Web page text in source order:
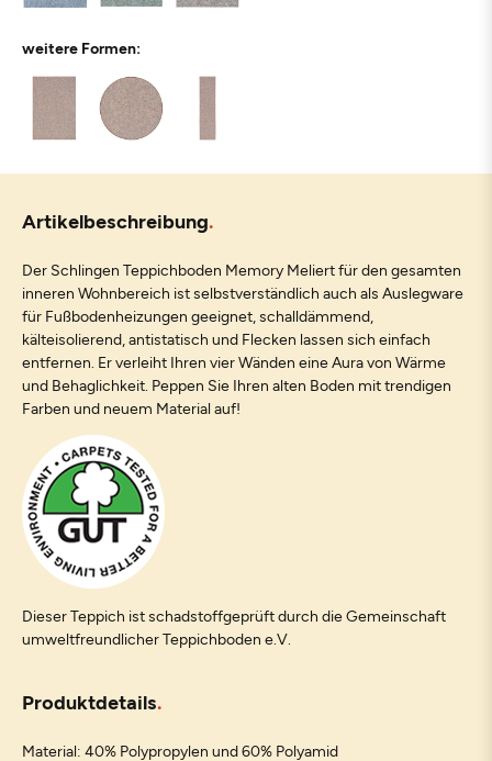
weitere Formen:
Artikelbeschreibung
Der Schlingen Teppichboden Memory Meliert für den gesamten
inneren Wohnbereich ist selbstverständlich auch als Auslegware
für Fußbodenheizungen geeignet, schalldämmend,
kälteisolierend, antistatisch und Flecken lassen sich einfach
entfernen. Er verleiht Ihren vier Wänden eine Aura von Wärme
und Behaglichkeit. Peppen Sie Ihren alten Boden mit trendigen
Farben und neuem Material auf!
Dieser Teppich ist schadstoffgeprüft durch die Gemeinschaft
umweltfreundlicher Teppichboden e.V.
Produktdetails
Material: 40% Polypropylen und 60% Polyamid